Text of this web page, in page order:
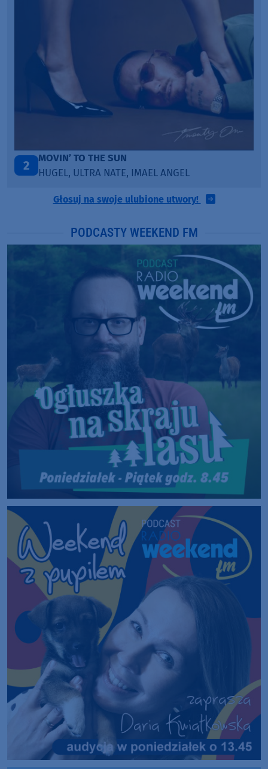
2
MOVIN’ TO THE SUN
HUGEL, ULTRA NATE, IMAEL ANGEL
Głosuj na swoje ulubione utwory!
PODCASTY WEEKEND FM